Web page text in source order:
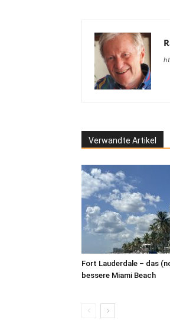
Verwandte Artikel
Fort Lauderdale – das
bessere Miami Beach